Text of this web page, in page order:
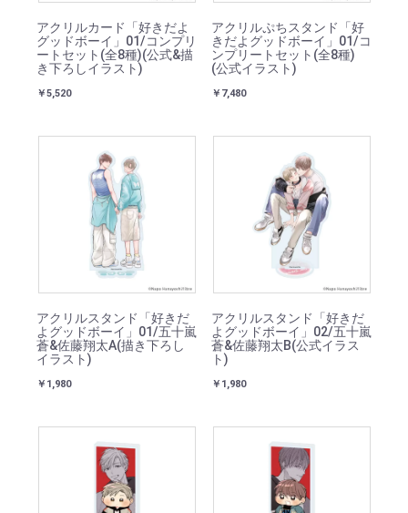
アクリルカード「好きだよ
グッドボーイ」01/コンプリ
ートセット(全8種)(公式&描
き下ろしイラスト)
￥5,520
アクリルぷちスタンド「好
きだよグッドボーイ」01/コ
ンプリートセット(全8種)
(公式イラスト)
￥7,480
アクリルスタンド「好きだ
よグッドボーイ」01/五十嵐
蒼&佐藤翔太A(描き下ろし
イラスト)
￥1,980
アクリルスタンド「好きだ
よグッドボーイ」02/五十嵐
蒼&佐藤翔太B(公式イラス
ト)
￥1,980